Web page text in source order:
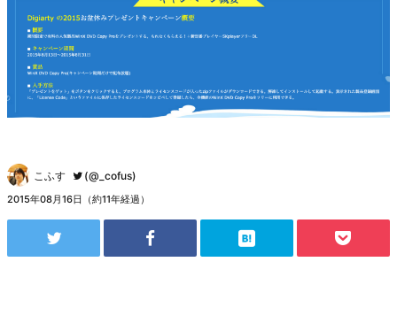
こふす (@_cofus)
2015年08月16日（約11年経過）